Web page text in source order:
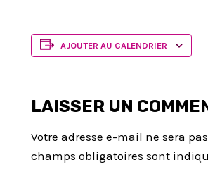
AJOUTER AU CALENDRIER
LAISSER UN
Votre adresse e-mail ne sera
champs obligatoires sont